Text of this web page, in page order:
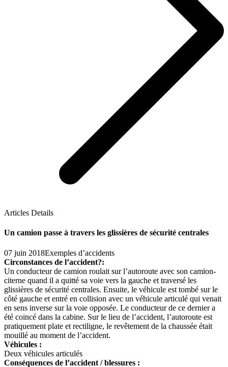
Articles Details
Un camion passe à travers les glissières de sécurité centrales
07 juin 2018Exemples d’accidents
Circonstances de l’accident?:
Un conducteur de camion roulait sur l’autoroute avec son camion-
citerne quand il a quitté sa voie vers la gauche et traversé les
glissières de sécurité centrales. Ensuite, le véhicule est tombé sur le
côté gauche et entré en collision avec un véhicule articulé qui venait
en sens inverse sur la voie opposée. Le conducteur de ce dernier a
été coincé dans la cabine. Sur le lieu de l’accident, l’autoroute est
pratiquement plate et rectiligne, le revêtement de la chaussée était
mouillé au moment de l’accident.
Véhicules :
Deux véhicules articulés
Conséquences de l’accident / blessures :